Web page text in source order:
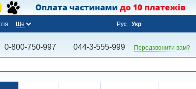
Ще Рус Укр
0-800-750-997 044-3-555-999 Передзвонити вам?